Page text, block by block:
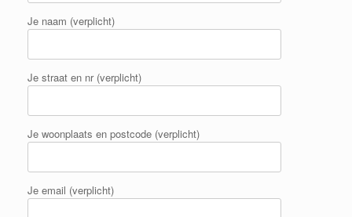
Je naam (verplicht)
Je straat en nr (verplicht)
Je woonplaats en postcode (verplicht)
Je email (verplicht)